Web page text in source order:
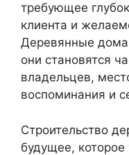
требующее
клиента и
Деревянные
они становятся
владельцев,
воспоминания и
Строительство
будущее,